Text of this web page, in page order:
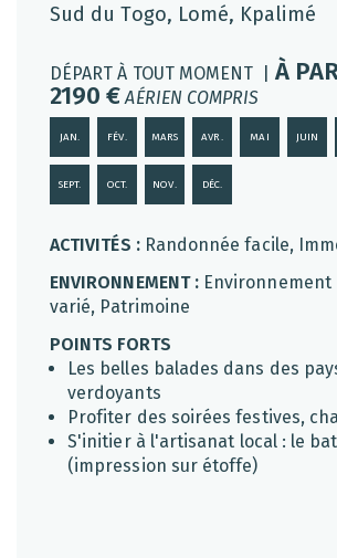
Sud du Togo, Lomé, Kpalimé
DÉPART À TOUT MOMENT | À
2190 € AÉRIEN COMPRIS
JAN. FÉV. MARS AVR. MAI JUIN
SEPT. OCT. NOV. DÉC.
ACTIVITÉS :Randonnée facile,
ENVIRONNEMENT :Environnement
varié, Patrimoine
POINTS FORTS
Les belles balades dans des
verdoyants
Profiter des soirées festives,
S'initier à l'artisanat local : le
(impression sur étoffe)